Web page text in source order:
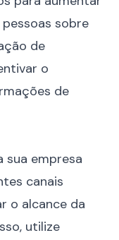
sobre
de
o
de
sua empresa
canais
o alcance da
utilize